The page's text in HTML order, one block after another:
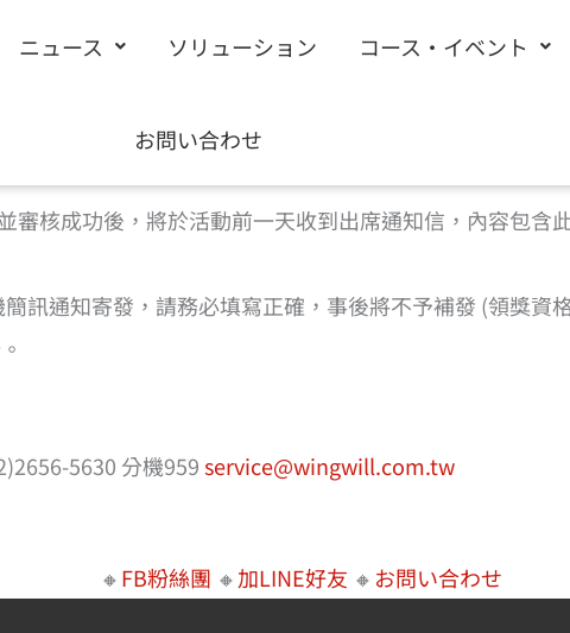
ニュース ソリューション コース・イベント
お問い合わせ
審核成功後，將於活動前一天收到出席通知信，內容包
訊通知寄發，請務必填寫正確，事後將不予補發 (領獎資
5630 分機959service@wingwill.com.tw
🔸FB粉絲團 🔸加LINE好友 🔸 お問い合わせ